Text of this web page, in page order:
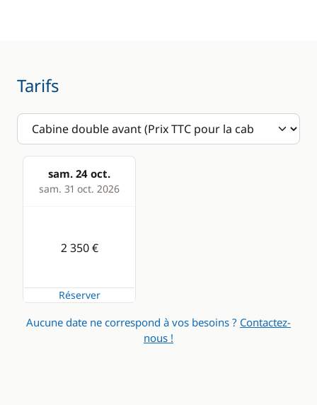
Tarifs
sam. 24 oct.
sam. 31 oct. 2026
2 350 €
Réserver
Aucune date ne correspond à vos besoins ? Contactez-
nous !